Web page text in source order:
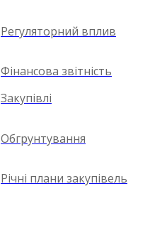
Регуляторний вплив
Фінансова звітність
Закупівлі
Обгрунтування
Річні плани закупівель